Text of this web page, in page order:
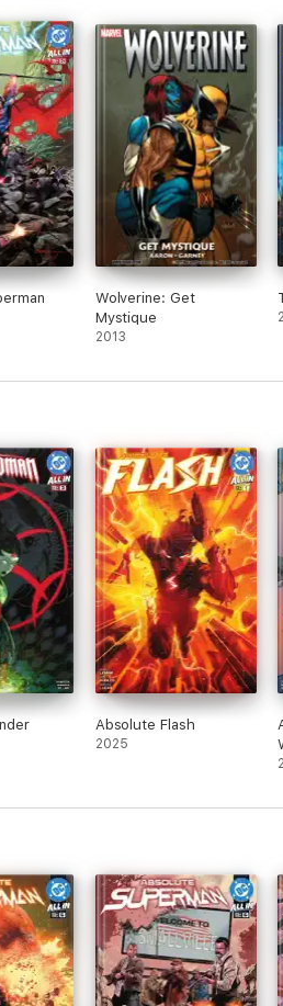
Wolverine: Get
Mystique
2013
Absolute Flash
2025